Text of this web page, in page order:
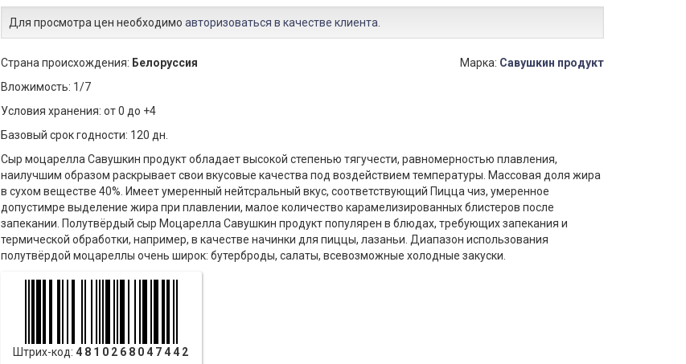
Для просмотра цен необходимо авторизоваться в качестве клиента
Страна происхождения: Белоруссия
Вложимость: 1/7
Условия хранения: от 0 до +4
Базовый срок годности: 120 дн.
Марка: Савушкин продукт
Сыр моцарелла Савушкин продукт обладает высокой степенью тягучести, равномерностью плавления,
наилучшим образом раскрывает свои вкусовые качества под воздействием температуры. Массовая доля жира
в сухом веществе 40%. Имеет умеренный нейтсральный вкус, соответствующий Пицца чиз, умеренное
допустимре выделение жира при плавлении, малое количество карамелизированных блистеров после
запекании. Полутвёрдый сыр Моцарелла Савушкин продукт популярен в блюдах, требующих запекания и
термической обработки, например, в качестве начинки для пиццы, лазаньи. Диапазон использования
полутвёрдой моцареллы очень широк: бутерброды, салаты, всевозможные холодные закуски.
Штрих-код: 4810268047442